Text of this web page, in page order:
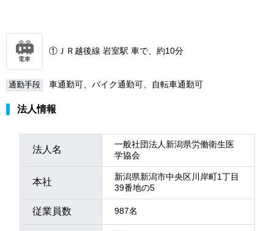
電車
①ＪＲ越後線 岩室駅 車で、約10分
通勤手段 車通勤可、バイク通勤可、自転車通勤可
法人情報
法人名
一般社団法人新潟県労働衛生医
学協会
本社
新潟県新潟市中央区川岸町1丁目
39番地の5
従業員数 987名